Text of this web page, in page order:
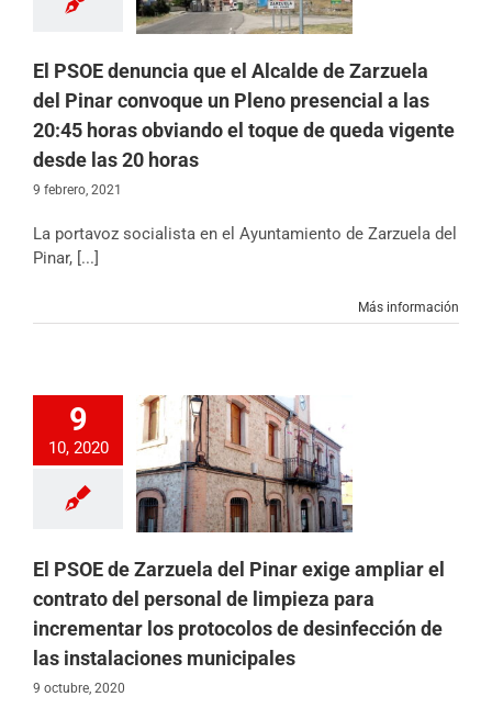
desde las 20
Noticias Partido
El PSOE denuncia que el Alcalde de Zarzuela
del Pinar convoque un Pleno presencial a las
20:45 horas obviando el toque de queda vigente
desde las 20 horas
9 febrero, 2021
La portavoz socialista en el Ayuntamiento de Zarzuela del
Pinar, [...]
Más información
9
10, 2020
de Zarzuela del
ampliar el
del personal de
de
Noticias Partido
El PSOE de Zarzuela del Pinar exige ampliar el
contrato del personal de limpieza para
incrementar los protocolos de desinfección de
las instalaciones municipales
9 octubre, 2020